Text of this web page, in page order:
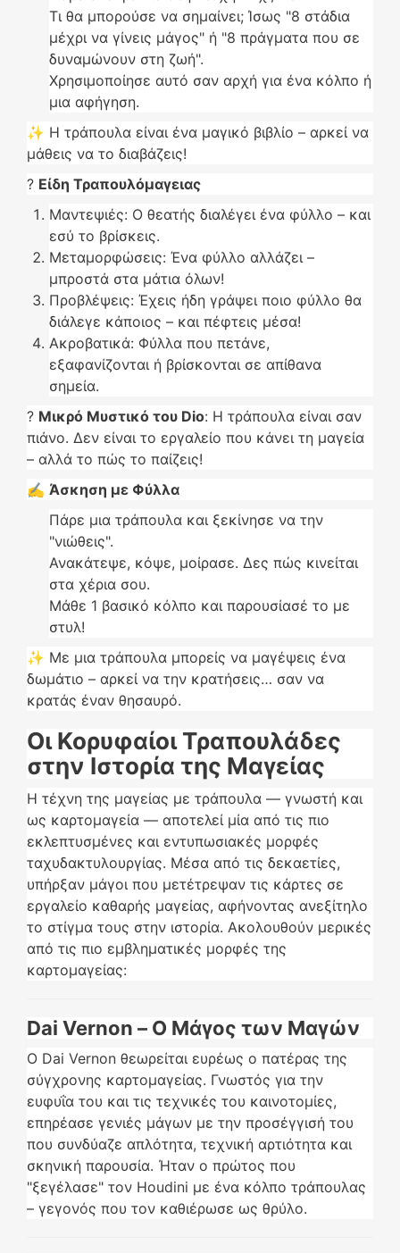
Τι θα μπορούσε να σημαίνει; Ίσως "8 στάδια
μέχρι να γίνεις μάγος" ή "8 πράγματα που σε
δυναμώνουν στη ζωή".
Χρησιμοποίησε αυτό σαν αρχή για ένα κόλπο ή
μια αφήγηση.
✨ Η τράπουλα είναι ένα μαγικό βιβλίο – αρκεί να
μάθεις να το διαβάζεις!
? Είδη Τραπουλόμαγειας
Μαντεψιές: Ο θεατής διαλέγει ένα φύλλο – και
εσύ το βρίσκεις.
Μεταμορφώσεις: Ένα φύλλο αλλάζει –
μπροστά στα μάτια όλων!
Προβλέψεις: Έχεις ήδη γράψει ποιο φύλλο θα
διάλεγε κάποιος – και πέφτεις μέσα!
Ακροβατικά: Φύλλα που πετάνε,
εξαφανίζονται ή βρίσκονται σε απίθανα
σημεία.
? Μικρό Μυστικό του Dio: Η τράπουλα είναι σαν
πιάνο. Δεν είναι το εργαλείο που κάνει τη μαγεία
– αλλά το πώς το παίζεις!
✍️ Άσκηση με Φύλλα
Πάρε μια τράπουλα και ξεκίνησε να την
"νιώθεις".
Ανακάτεψε, κόψε, μοίρασε. Δες πώς κινείται
στα χέρια σου.
Μάθε 1 βασικό κόλπο και παρουσίασέ το με
στυλ!
✨ Με μια τράπουλα μπορείς να μαγέψεις ένα
δωμάτιο – αρκεί να την κρατήσεις… σαν να
κρατάς έναν θησαυρό.
Οι Κορυφαίοι Τραπουλάδες
στην Ιστορία της Μαγείας
Η τέχνη της μαγείας με τράπουλα — γνωστή και
ως καρτομαγεία — αποτελεί μία από τις πιο
εκλεπτυσμένες και εντυπωσιακές μορφές
ταχυδακτυλουργίας. Μέσα από τις δεκαετίες,
υπήρξαν μάγοι που μετέτρεψαν τις κάρτες σε
εργαλείο καθαρής μαγείας, αφήνοντας ανεξίτηλο
το στίγμα τους στην ιστορία. Ακολουθούν μερικές
από τις πιο εμβληματικές μορφές της
καρτομαγείας:
Dai Vernon – Ο Μάγος των Μαγών
Ο Dai Vernon θεωρείται ευρέως ο πατέρας της
σύγχρονης καρτομαγείας. Γνωστός για την
ευφυΐα του και τις τεχνικές του καινοτομίες,
επηρέασε γενιές μάγων με την προσέγγισή του
που συνδύαζε απλότητα, τεχνική αρτιότητα και
σκηνική παρουσία. Ήταν ο πρώτος που
"ξεγέλασε" τον Houdini με ένα κόλπο τράπουλας
– γεγονός που τον καθιέρωσε ως θρύλο.